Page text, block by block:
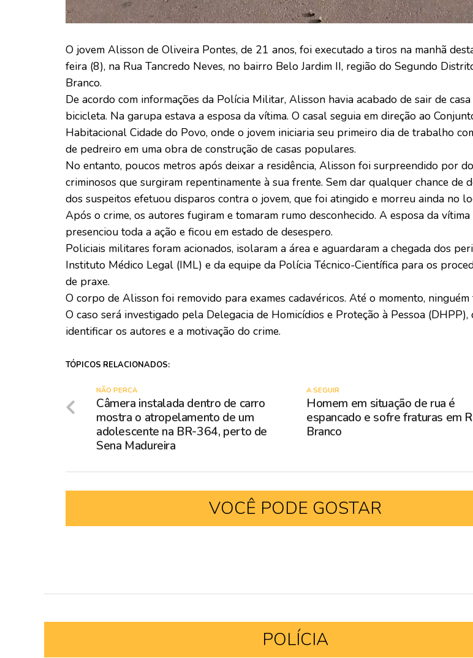
O jovem Alisson de Oliveira Pontes, de 21 anos, foi executado a tiros na manhã
feira (8), na Rua Tancredo Neves, no bairro Belo Jardim II, região do Segundo
Branco.
De acordo com informações da Polícia Militar, Alisson havia acabado de sair de casa
bicicleta. Na garupa estava a esposa da vítima. O casal seguia em direção ao
Habitacional Cidade do Povo, onde o jovem iniciaria seu primeiro dia de trabalho
de pedreiro em uma obra de construção de casas populares.
No entanto, poucos metros após deixar a residência, Alisson foi surpreendido por
criminosos que surgiram repentinamente à sua frente. Sem dar qualquer chance de
dos suspeitos efetuou disparos contra o jovem, que foi atingido e morreu ainda no
Após o crime, os autores fugiram e tomaram rumo desconhecido. A esposa da vítima
presenciou toda a ação e ficou em estado de desespero.
Policiais militares foram acionados, isolaram a área e aguardaram a chegada dos
Instituto Médico Legal (IML) e da equipe da Polícia Técnico-Científica para os
de praxe.
O corpo de Alisson foi removido para exames cadavéricos. Até o momento, ninguém
O caso será investigado pela Delegacia de Homicídios e Proteção à Pessoa (DHPP),
identificar os autores e a motivação do crime.
TÓPICOS RELACIONADOS:
A SEGUIR
Homem em situação de rua é
espancado e sofre fraturas em
Branco
NÃO PERCA
Câmera instalada dentro de carro
mostra o atropelamento de um
adolescente na BR-364, perto de
Sena Madureira
VOCÊ PODE GOSTAR
POLÍCIA